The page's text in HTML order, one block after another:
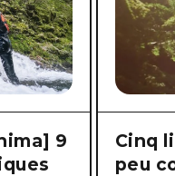
9
Cinq
peu